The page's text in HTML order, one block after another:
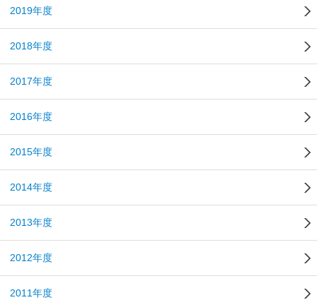
2019年度
2018年度
2017年度
2016年度
2015年度
2014年度
2013年度
2012年度
2011年度